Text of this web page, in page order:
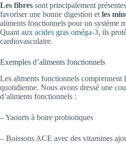
Les fibres sont principalement
favoriser une bonne digestion et les
aliments fonctionnels pour un système
Quant aux acides gras oméga-3, ils
cardiovasculaire.
Exemples d’aliments fonctionnels
Les aliments fonctionnels comprennent
quotidienne. Nous avons dressé une
d’aliments fonctionnels :
– Yaourts à boire probiotiques
– Boissons ACE avec des vitamines